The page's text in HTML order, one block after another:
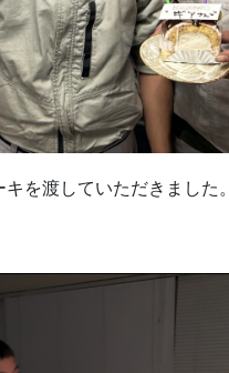
を渡していただきました。